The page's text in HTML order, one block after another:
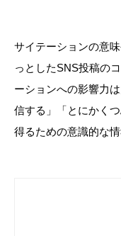
サイテーションの意
っとしたSNS投稿の
ーションへの影響力
信する」「とにかく
得るための意識的な